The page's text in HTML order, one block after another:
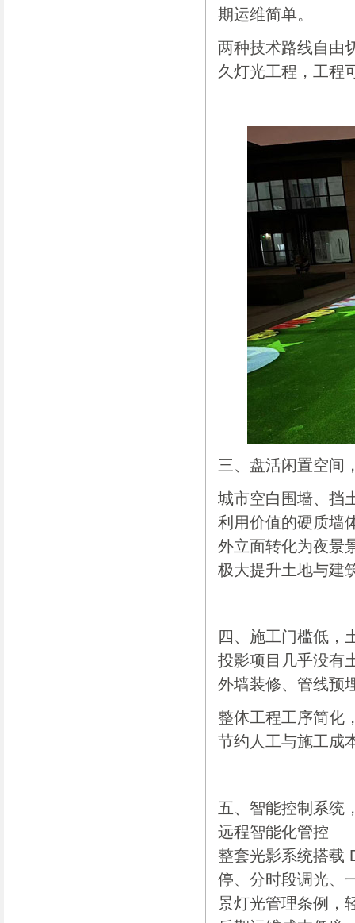
期运维简单。
两种技术路线自由
久灯光工程，工程
三、盘活闲置空间
城市空白围墙、挡
利用价值的硬质墙
外立面转化为夜景
极大提升土地与建
四、施工门槛低，
投影项目几乎没有
外墙装修、管线预
整体工程工序简化
节约人工与施工成
五、智能控制系统
远程智能化管控
整套光影系统搭载
停、分时段调光、
景灯光管理条例，